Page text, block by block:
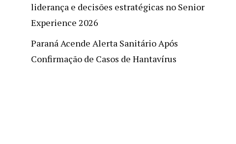
liderança e decisões estratégicas no Senior
Experience 2026
Paraná Acende Alerta Sanitário Após
Confirmação de Casos de Hantavírus